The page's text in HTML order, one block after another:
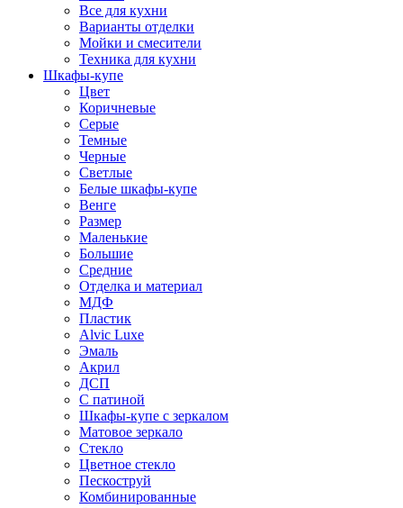
Все для кухни
Варианты отделки
Мойки и смесители
Техника для кухни
Шкафы-купе
Цвет
Коричневые
Серые
Темные
Черные
Светлые
Белые шкафы-купе
Венге
Размер
Маленькие
Большие
Средние
Отделка и материал
МДФ
Пластик
Alvic Luxe
Эмаль
Акрил
ДСП
С патиной
Шкафы-купе с зеркалом
Матовое зеркало
Стекло
Цветное стекло
Пескоструй
Комбинированные